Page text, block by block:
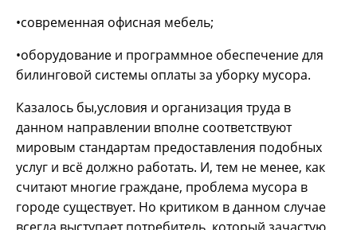
•современная офисная мебель;
•оборудование и программное обеспечение для
билинговой системы оплаты за уборку мусора.
Казалось бы,условия и организация труда в
данном направлении вполне соответствуют
мировым стандартам предоставления подобных
услуг и всё должно работать. И, тем не менее, как
считают многие граждане, проблема мусора в
городе существует. Но критиком в данном случае